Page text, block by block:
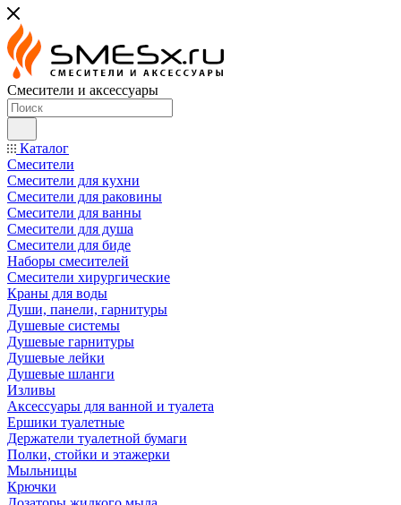
Смесители и аксессуары
Каталог
Смесители
Смесители для кухни
Смесители для раковины
Смесители для ванны
Смесители для душа
Смесители для биде
Наборы смесителей
Смесители хирургические
Краны для воды
Души, панели, гарнитуры
Душевые системы
Душевые гарнитуры
Душевые лейки
Душевые шланги
Изливы
Аксессуары для ванной и туалета
Ершики туалетные
Держатели туалетной бумаги
Полки, стойки и этажерки
Мыльницы
Крючки